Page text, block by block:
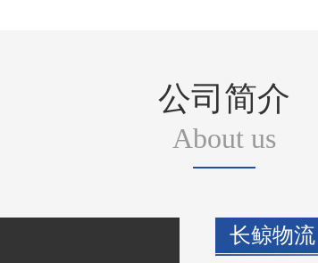
公司简介
About us
长鲸物流